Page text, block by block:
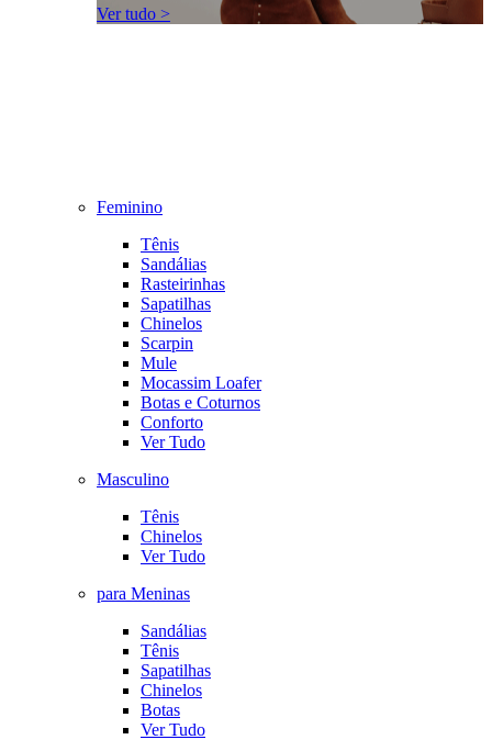
Ver tudo >
Feminino
Tênis
Sandálias
Rasteirinhas
Sapatilhas
Chinelos
Scarpin
Mule
Mocassim Loafer
Botas e Coturnos
Conforto
Ver Tudo
Masculino
Tênis
Chinelos
Ver Tudo
para Meninas
Sandálias
Tênis
Sapatilhas
Chinelos
Botas
Ver Tudo